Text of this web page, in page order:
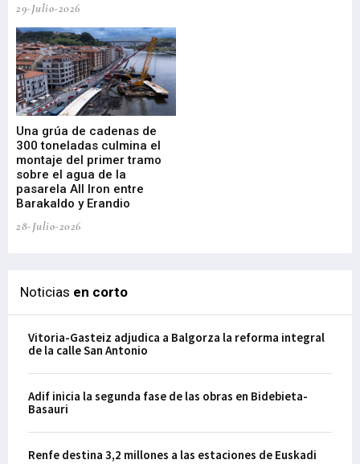
29-Julio-2026
Una grúa de cadenas de
300 toneladas culmina el
montaje del primer tramo
sobre el agua de la
pasarela All Iron entre
Barakaldo y Erandio
28-Julio-2026
Noticias en corto
Vitoria-Gasteiz adjudica a Balgorza la reforma integral
de la calle San Antonio
Adif inicia la segunda fase de las obras en Bidebieta-
Basauri
Renfe destina 3,2 millones a las estaciones de Euskadi